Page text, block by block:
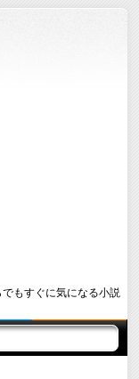
もすぐに気になる小説